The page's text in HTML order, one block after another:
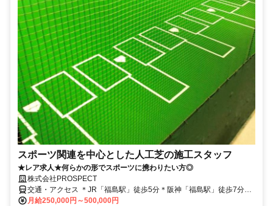
スポーツ関連を中心とした人工芝の施工スタッフ
★レア求人★何らかの形でスポーツに携わりたい方◎
株式会社PROSPECT
交通・アクセス ＊JR「福島駅」徒歩5分＊阪神「福島駅」徒歩7分＊
バイク通勤OK（車は相談）
月給250,000円～500,000円